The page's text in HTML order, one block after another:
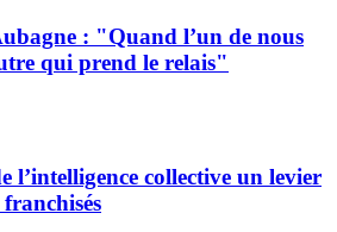
: "Quand l’un de nous
qui prend le relais"
l’intelligence collective un levier
franchisés